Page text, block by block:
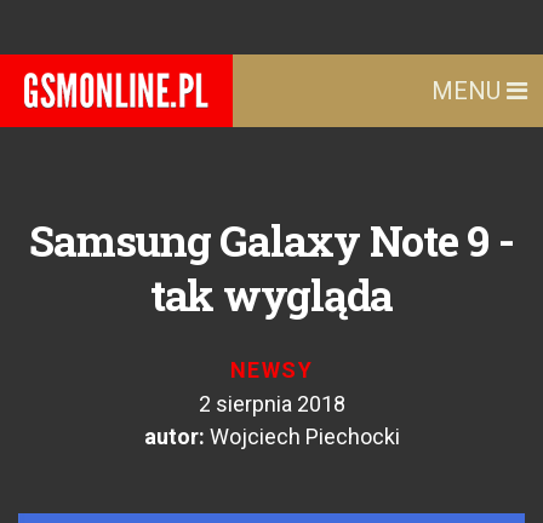
MENU
Samsung Galaxy Note 9 -
tak wygląda
NEWSY
2 sierpnia 2018
autor: Wojciech Piechocki